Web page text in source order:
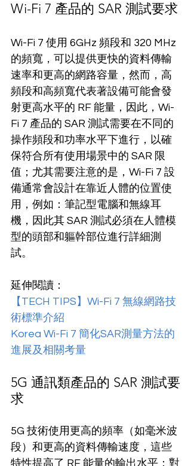
Wi-Fi 7 產品的 SAR 測試要求
Wi-Fi 7 使用 6GHz 頻段和 320 MHz
的頻寬，可以提供更快的資料傳輸
速率和更高的網路容量，然而，高
頻段和高頻寬代表著設備可能會發
射更高水平的 RF 能量，因此，Wi-
Fi 7 產品的 SAR 測試需要在不同的
操作頻段和功率水平下進行，以確
保符合所有使用場景中的 SAR 限
值；尤其需要注意的是，Wi-Fi 7 設
備通常會設計在靠近人體的位置使
用，例如：筆記型電腦和無線耳
機，因此其 SAR 測試必須在人體模
型的頭部和軀幹部位進行詳細測
試。
延伸閱讀：
【TECH TIPS】Wi-Fi 7 無線網路技
術標準介紹
Korea Wi-Fi 7 簡化SAR測量方法的
進展及相關考量
5G 通訊類產品的 SAR 測試要
求
5G 技術使用更高的頻率（如毫米波
段）和更高的資料傳輸速度，這些
特性提高了 RF 能量的輸出水平；對